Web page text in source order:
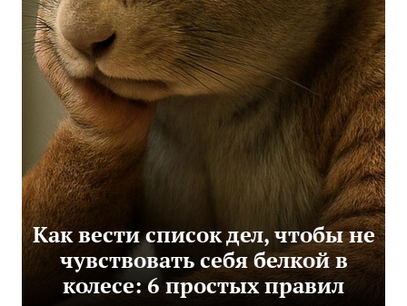
Как вести список дел, чтобы не
чувствовать себя белкой в
колесе: 6 простых правил